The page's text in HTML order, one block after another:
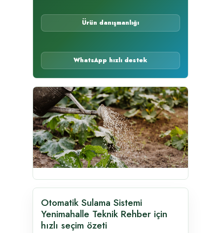
Ürün danışmanlığı
WhatsApp hızlı destek
Otomatik Sulama Sistemi
Yenimahalle Teknik Rehber için
hızlı seçim özeti